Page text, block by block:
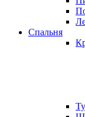
Спальня